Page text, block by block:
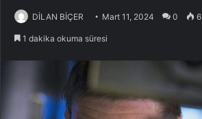
DİLAN BİÇER Mart 11, 2024 0 6
1 dakika okuma süresi